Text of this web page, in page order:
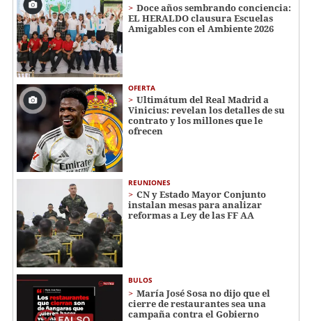
Doce años sembrando conciencia:
EL HERALDO clausura Escuelas
Amigables con el Ambiente 2026
OFERTA
Ultimátum del Real Madrid a
Vinicius: revelan los detalles de su
contrato y los millones que le
ofrecen
REUNIONES
CN y Estado Mayor Conjunto
instalan mesas para analizar
reformas a Ley de las FF AA
BULOS
María José Sosa no dijo que el
cierre de restaurantes sea una
campaña contra el Gobierno